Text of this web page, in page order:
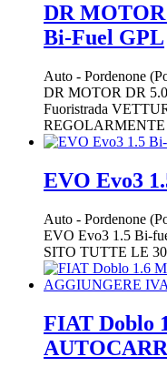
DR
Bi-Fuel GPL
Auto - Pordenone
DR MOTOR DR
Fuoristrada
REGOLARMENTE
EVO Evo3
Auto - Pordenone
EVO Evo3 1.5 Bi-
SITO TUTTE LE
FIAT Doblo